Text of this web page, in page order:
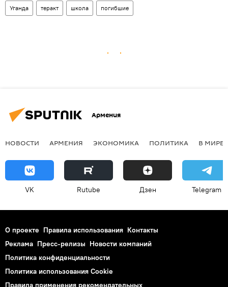
Уганда теракт школа погибшие
Армения
НОВОСТИ АРМЕНИЯ ЭКОНОМИКА ПОЛИТИКА В МИРЕ
VK Rutube Дзен Telegram
О проекте Правила использования Контакты
Реклама Пресс-релизы Новости компаний
Политика конфиденциальности
Политика использования Cookie
Правила применения рекомендательных